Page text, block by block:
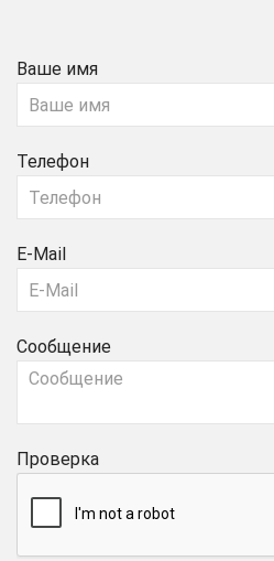
Ваше имя
Телефон
E-Mail
Сообщение
Проверка